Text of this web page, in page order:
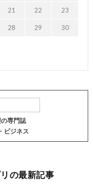
21 22 23
28 29 30
専門誌
ビジネス
の最新記事